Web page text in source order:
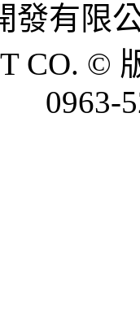
發有限
CO. ©
0963-